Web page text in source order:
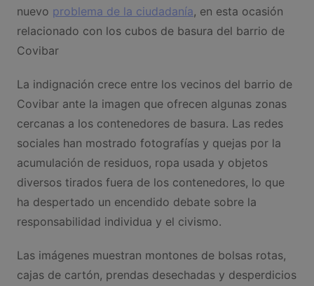
nuevo problema de la ciudadanía, en esta ocasión
relacionado con los cubos de basura del barrio de
Covibar
La indignación crece entre los vecinos del barrio de
Covibar ante la imagen que ofrecen algunas zonas
cercanas a los contenedores de basura. Las redes
sociales han mostrado fotografías y quejas por la
acumulación de residuos, ropa usada y objetos
diversos tirados fuera de los contenedores, lo que
ha despertado un encendido debate sobre la
responsabilidad individua y el civismo.
Las imágenes muestran montones de bolsas rotas,
cajas de cartón, prendas desechadas y desperdicios